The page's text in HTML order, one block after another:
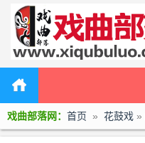
戏曲部落网： 首页 » 花鼓戏 »